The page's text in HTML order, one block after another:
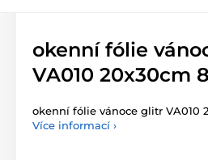
okenní fólie
VA010 20x30cm
okenní fólie vánoce glitr VA010
Více informací ›